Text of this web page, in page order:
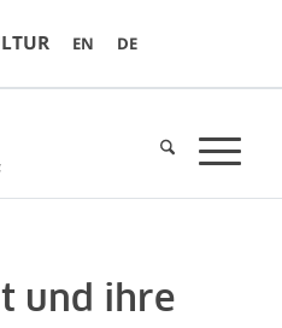
EN DE
und ihre